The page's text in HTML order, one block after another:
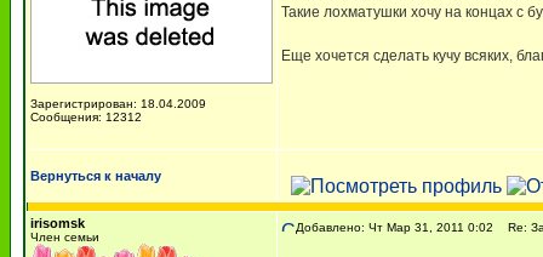
Зарегистрирован: 18.04.2009
Сообщения: 12312
Такие лохматушки хочу на концах с
Еще хочется сделать кучу всяких,
Вернуться к началу
irisomsk
Член семьи
Добавлено: Чт Мар 31, 2011 0:02 Re: